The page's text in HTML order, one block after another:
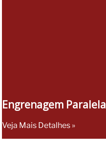
Engrenagem Paralela
Veja Mais Detalhes »